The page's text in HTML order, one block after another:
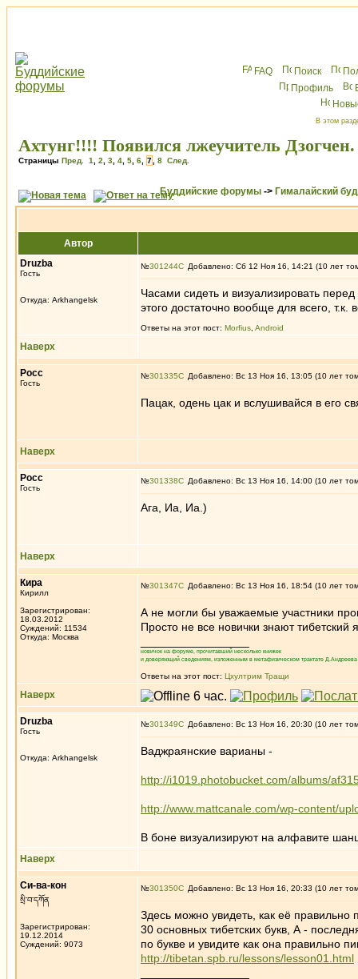
FAQ Поиск
Профиль
В этом
Ахтунг!!!! Появился лжеучитель
Страницы Пред. 1 2 3 4 5 6 7 8 След.
Буддийские форумы -> Гималайский
Автор
Druzba
Гость
Откуда: Arkhangelsk
№301244 Добавлено: Сб 12 Ноя 16, 14:21 (10 лет
Часами сидеть и визуализировать
этого достаточно вообще для всего, т.к.
Ответы на этот пост: Morfius Android
Наверх
Росс
Гость
№301335 Добавлено: Вс 13 Ноя 16, 13:05 (10 лет
Пацак, одень цак и вслушивайся в его
Наверх
Росс
Гость
№301338 Добавлено: Вс 13 Ноя 16, 14:00 (10 лет
Ага, Иа, Иа.)
Наверх
Кира
Кирилл
Зарегистрирован:
18.03.2012
Суждений: 11534
Откуда: Москва
№301347 Добавлено: Вс 13 Ноя 16, 18:54 (10 лет
А не могли бы уважаемые участники
Просто не все новички знают тибетский
новичок на форуме, прочитавший несколько книжек
и доверяющий сведениям, изложенным в метафизическом трактате
Ответы на этот пост: Цхултрим Тращи
Наверх
Druzba
Гость
Откуда: Arkhangelsk
№301349 Добавлено: Вс 13 Ноя 16, 20:30 (10 лет
Ваджраянские варианы -
http://i1019.photobucket.com/albums/
http://www.mattcanale.com/wp-content/
В боне визуализируют на алфавите
Наверх
Си-ва-кон
སྲི་བ་དཀོན
Зарегистрирован:
19.12.2014
Суждений: 9073
№301350 Добавлено: Вс 13 Ноя 16, 20:33 (10 лет
Здесь можно увидеть, как её правильно
30 основных тибетских букв, А -
по букве и увидите как она правильно
http://tibetan.spb.ru/lessons/lesson01.html